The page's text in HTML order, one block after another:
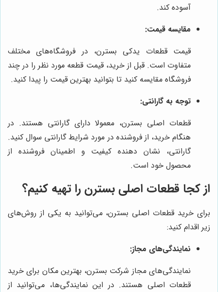
آسوده کند.
مقایسه قیمت:
قیمت قطعات یدکی بسترن، در فروشگاه‌های مختلف
متفاوت است. قبل از خرید، قیمت قطعه مورد نظر را در چند
فروشگاه مقایسه کنید تا بتوانید بهترین قیمت را پیدا کنید.
توجه به گارانتی:
قطعات اصلی بسترن، معمولا دارای گارانتی هستند. در
هنگام خرید، از فروشنده در مورد شرایط گارانتی سوال کنید.
گارانتی، نشان دهنده کیفیت و اطمینان فروشنده از
محصول خود است.
از کجا قطعات اصلی بسترن را تهیه کنیم؟
برای خرید قطعات اصلی بسترن، می‌توانید به یکی از روش‌های
زیر اقدام کنید:
نمایندگی‌های مجاز:
نمایندگی‌های مجاز شرکت بسترن، بهترین مکان برای خرید
قطعات اصلی هستند. در این نمایندگی‌ها، می‌توانید از